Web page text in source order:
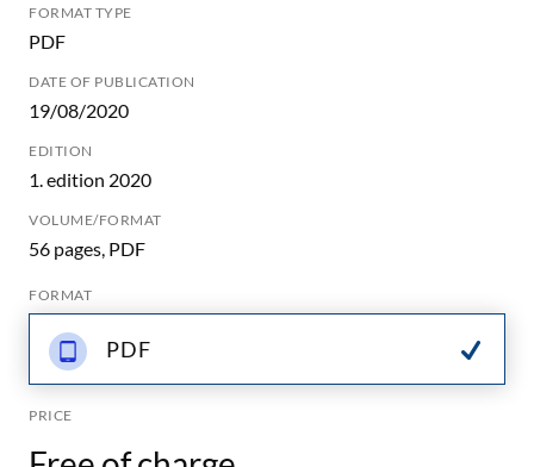
FORMAT TYPE
PDF
DATE OF PUBLICATION
19/08/2020
EDITION
1. edition 2020
VOLUME/FORMAT
56 pages, PDF
FORMAT
PDF
PRICE